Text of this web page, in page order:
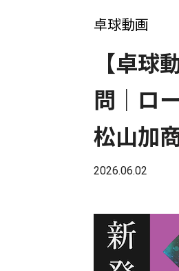
卓球動画
【卓球
問｜ロ
松山加
2026.06.02